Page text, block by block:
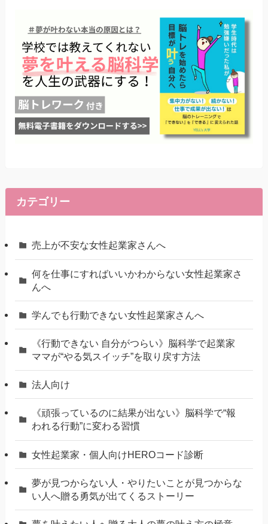
カテゴリー
売上が不安な女性起業家さんへ
何を仕事にすればいいかわからない女性起業家さ
んへ
学んでも行動できない女性起業家さんへ
《行動できない 自分がつらい》脳科学で起業家
ママが“やる気スイッチ”を取り戻す方法
法人向け
《頑張っているのに結果が出ない》脳科学で“報
われる行動”に変わる習慣
女性起業家・個人向けHEROコード診断
夢が見つからない人・やりたいことが見つからな
い人へ贈る勇気が出てくるストーリー